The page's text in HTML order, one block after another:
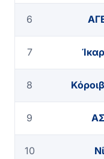
6
7
8
9
10